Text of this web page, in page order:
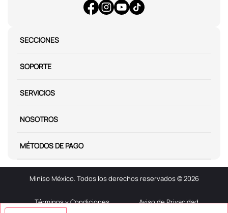
SECCIONES
SOPORTE
SERVICIOS
NOSOTROS
MÉTODOS DE PAGO
Miniso México. Todos los derechos reservados © 2026
Términos y Condiciones Aviso de Privacidad